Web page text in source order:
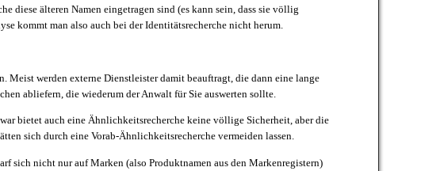
diese älteren Namen eingetragen sind (es kann sein, dass sie völlig
kommt man also auch bei der Identitätsrecherche nicht herum.
Meist werden externe Dienstleister damit beauftragt, die dann eine lange
abliefern, die wiederum der Anwalt für Sie auswerten sollte.
bietet auch eine Ähnlichkeitsrecherche keine völlige Sicherheit, aber die
sich durch eine Vorab-Ähnlichkeitsrecherche vermeiden lassen.
sich nicht nur auf Marken (also Produktnamen aus den Markenregistern)